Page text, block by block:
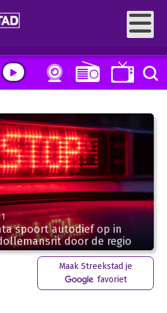
spoort autodief op in
door de regio
Maak Streekstad je
favoriet